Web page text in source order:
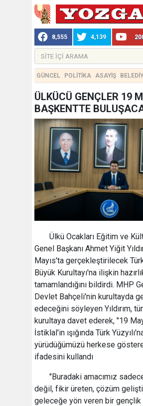
8,555 4,139
GÜNCEL POLİTİKA ASAYİŞ
ÜLKÜCÜ GENÇLER 19
BAŞKENTTE
Ülkü Ocakları Eğitim ve
Genel Başkanı Ahmet Yiğit
Mayıs'ta gerçekleştirilecek
Büyük Kurultayı'na ilişkin
tamamlandığını bildirdi. MHP
Devlet Bahçeli'nin kurultayda
edeceğini söyleyen Yıldırım,
kurultaya davet ederek, "19
İstiklal'in ışığında Türk
yürüdüğümüzü herkese
ifadesini kullandı
"Buradaki amacımız
değil, fikir üreten, çözüm
geleceğe yön veren bir gençlik